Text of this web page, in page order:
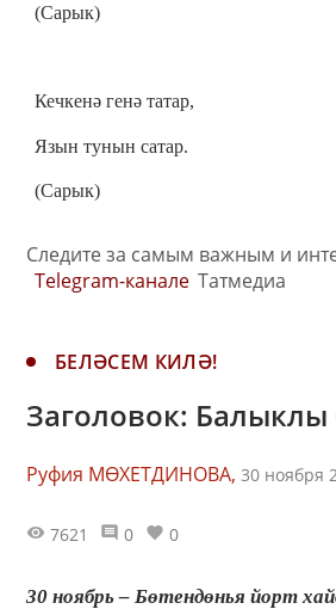
(Сарык)
Кечкенә генә татар,
Язын тунын сатар.
(Сарык)
Следите за самым важным и
Telegram-канале Татмедиа
БЕЛӘСЕМ КИЛӘ!
Заголовок:
Руфия МӨХЕТДИНОВА, 30 ноября
7621 0 0
30 ноябрь – Бөтендөнья йорт